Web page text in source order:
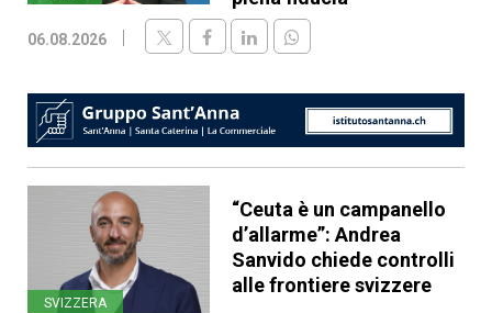
06.08.2026
SVIZZERA
“Ceuta è un campanello
d’allarme”: Andrea
Sanvido chiede controlli
alle frontiere svizzere